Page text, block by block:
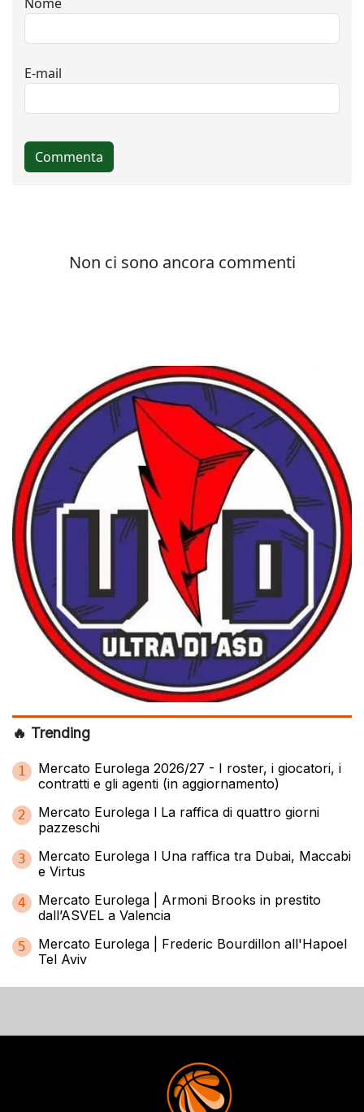
🔥 Trending
1
Mercato Eurolega 2026/27 - I roster, i giocatori, i
contratti e gli agenti (in aggiornamento)
2
Mercato Eurolega l La raffica di quattro giorni
pazzeschi
3
Mercato Eurolega l Una raffica tra Dubai, Maccabi
e Virtus
4
Mercato Eurolega | Armoni Brooks in prestito
dall’ASVEL a Valencia
5
Mercato Eurolega | Frederic Bourdillon all'Hapoel
Tel Aviv